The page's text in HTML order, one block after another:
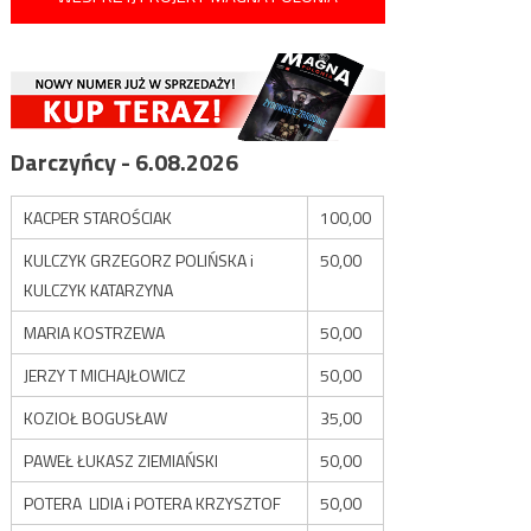
Darczyńcy - 6.08.2026
KACPER STAROŚCIAK
100,00
KULCZYK GRZEGORZ POLIŃSKA i
KULCZYK KATARZYNA
50,00
MARIA KOSTRZEWA
50,00
JERZY T MICHAJŁOWICZ
50,00
KOZIOŁ BOGUSŁAW
35,00
PAWEŁ ŁUKASZ ZIEMIAŃSKI
50,00
POTERA LIDIA i POTERA KRZYSZTOF
50,00